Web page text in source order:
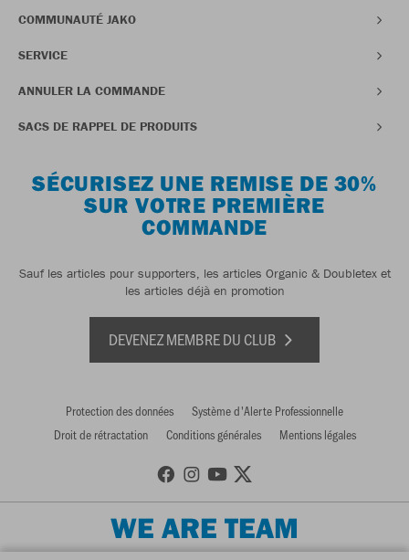
COMMUNAUTÉ JAKO
SERVICE
ANNULER LA COMMANDE
SACS DE RAPPEL DE PRODUITS
SÉCURISEZ UNE REMISE DE 30%
SUR VOTRE PREMIÈRE
COMMANDE
Sauf les articles pour supporters, les articles Organic & Doubletex et
les articles déjà en promotion
DEVENEZ MEMBRE DU CLUB
Protection des données
Système d'Alerte Professionnelle
Droit de rétractation
Conditions générales Mentions légales
WE ARE TEAM